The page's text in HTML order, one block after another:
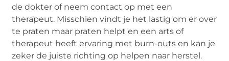
de dokter of neem contact op met een
therapeut. Misschien vindt je het lastig om er over
te praten maar praten helpt en een arts of
therapeut heeft ervaring met burn-outs en kan je
zeker de juiste richting op helpen naar herstel.